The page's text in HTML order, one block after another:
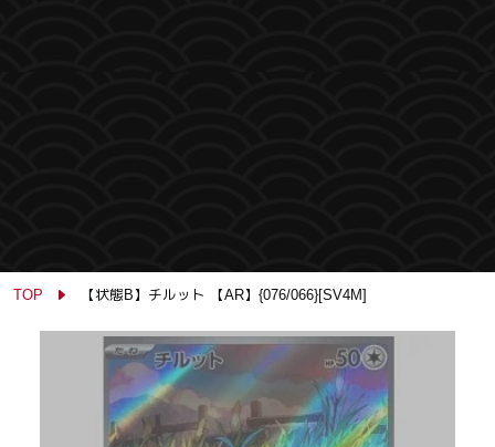
TOP 【状態B】チルット 【AR】{076/066}[SV4M]